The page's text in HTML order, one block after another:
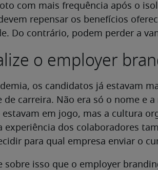
com mais frequência após o
repensar os benefícios
Do contrário, podem perder a
o employer
os candidatos já estavam
de carreira. Não era só o nome e
estavam em jogo, mas a cultura
experiência dos colaboradores
para qual empresa enviar o
sobre isso que o employer